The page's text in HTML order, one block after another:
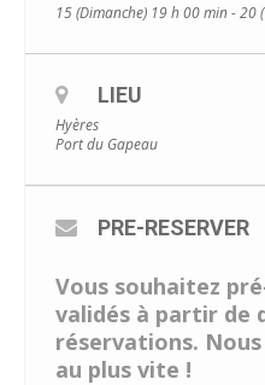
15 (Dimanche) 19 h 00 min - 20
LIEU
Hyères
Port du Gapeau
PRE-RESERVER
Vous souhaitez
validés à partir de
réservations.
au plus vite !